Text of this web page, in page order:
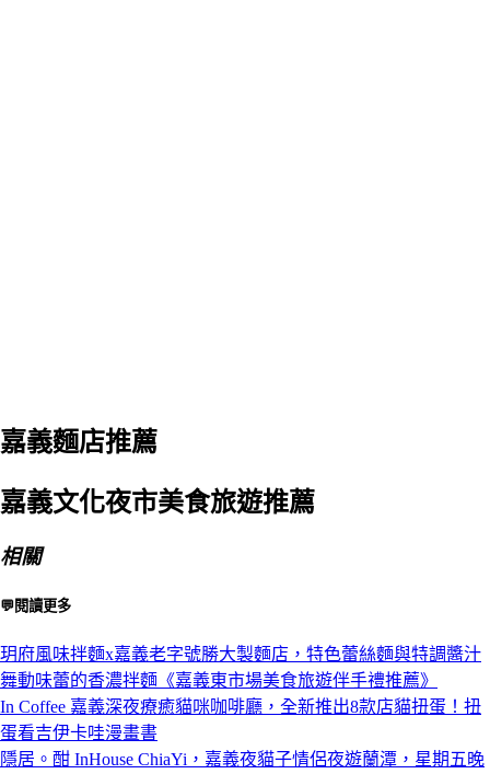
嘉義麵店推薦
嘉義文化夜市美食旅遊推薦
相關
💬閱讀更多
玥府風味拌麵x嘉義老字號勝大製麵店，特色蕾絲麵與特調醬汁
舞動味蕾的香濃拌麵《嘉義東市場美食旅遊伴手禮推薦》
In Coffee 嘉義深夜療癒貓咪咖啡廳，全新推出8款店貓扭蛋！扭
蛋看吉伊卡哇漫畫書
隱居。酣 InHouse ChiaYi，嘉義夜貓子情侶夜遊蘭潭，星期五晚